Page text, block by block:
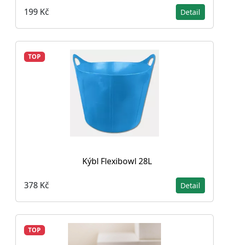
199 Kč Detail
TOP
Kýbl Flexibowl 28L
378 Kč Detail
TOP